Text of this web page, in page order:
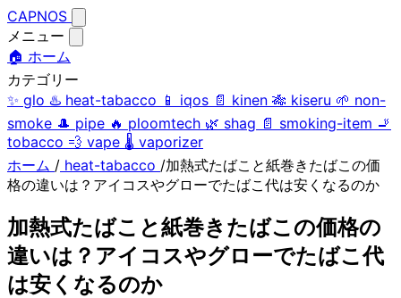
CAPNOS
メニュー
🏠 ホーム
カテゴリー
✨ glo ♨️ heat-tabacco 📱 iqos 📄 kinen 🎋 kiseru 🌱 non-
smoke 🎩 pipe 🔥 ploomtech 🌿 shag 📄 smoking-item 🚬
tobacco 💨 vape 🌡️ vaporizer
ホーム / heat-tabacco /加熱式たばこと紙巻きたばこの価
格の違いは？アイコスやグローでたばこ代は安くなるのか
加熱式たばこと紙巻きたばこの価格の
違いは？アイコスやグローでたばこ代
は安くなるのか